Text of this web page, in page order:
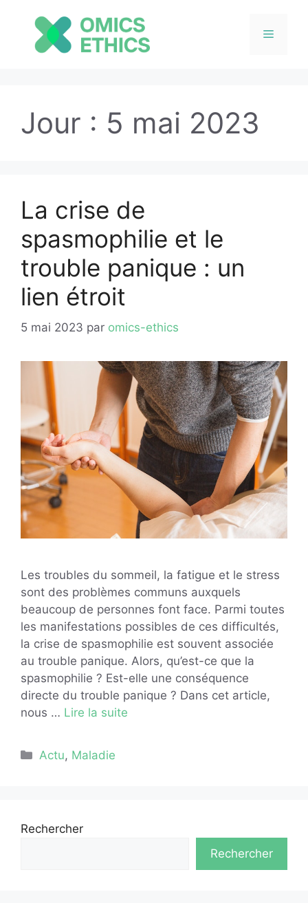
contenu
Menu
Jour : 5 mai 2023
La crise de
spasmophilie et le
trouble panique : un
lien étroit
5 mai 2023 par omics-ethics
Les troubles du sommeil, la fatigue et le stress
sont des problèmes communs auxquels
beaucoup de personnes font face. Parmi toutes
les manifestations possibles de ces difficultés,
la crise de spasmophilie est souvent associée
au trouble panique. Alors, qu’est-ce que la
spasmophilie ? Est-elle une conséquence
directe du trouble panique ? Dans cet article,
nous … Lire la suite
Catégories
Actu, Maladie
Rechercher
Rechercher